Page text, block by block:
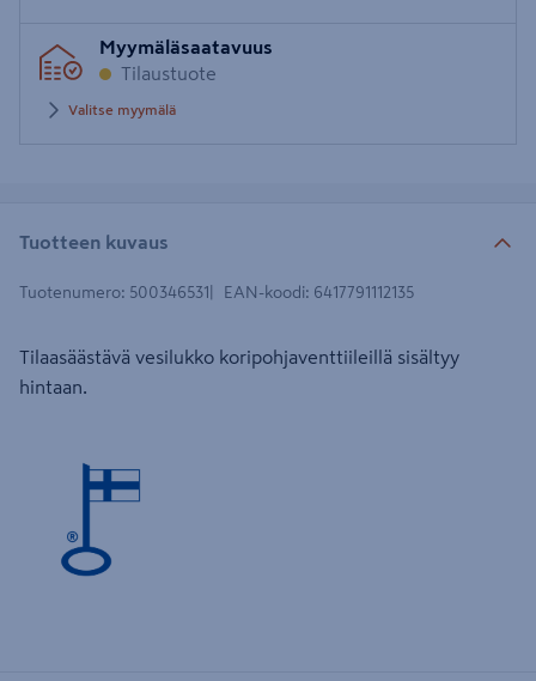
postinumero
Myymäläsaatavuus
Tilaustuote
Valitse myymälä
Tuotteen kuvaus
Tuotenumero: 500346531 EAN-koodi: 6417791112135
Tilaasäästävä vesilukko koripohjaventtiileillä sisältyy
hintaan.